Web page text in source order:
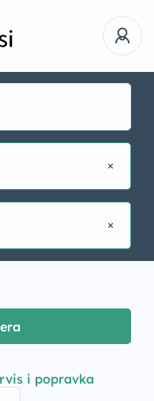
i popravka